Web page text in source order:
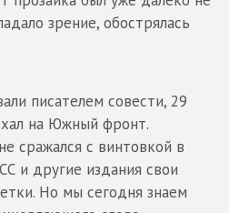
зрение, обострялась
писателем совести, 29
на Южный фронт.
сражался с винтовкой в
и другие издания свои
Но мы сегодня знаем